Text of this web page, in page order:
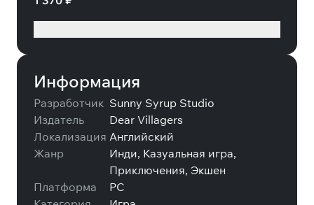
Информация
Разработчик Sunny Syrup Studio
Издатель
Dear Villagers
Локализация Английский
Жанр
Инди, Казуальная игра,
Приключения, Экшен
Платформа
PC